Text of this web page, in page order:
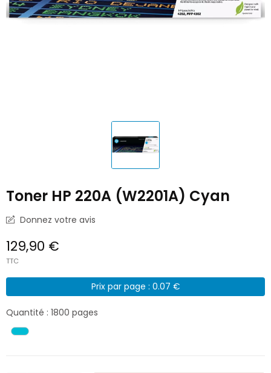
Toner HP 220A (W2201A) Cyan
Donnez votre avis
129,90 €
TTC
Prix par page : 0.07 €
Quantité : 1800 pages